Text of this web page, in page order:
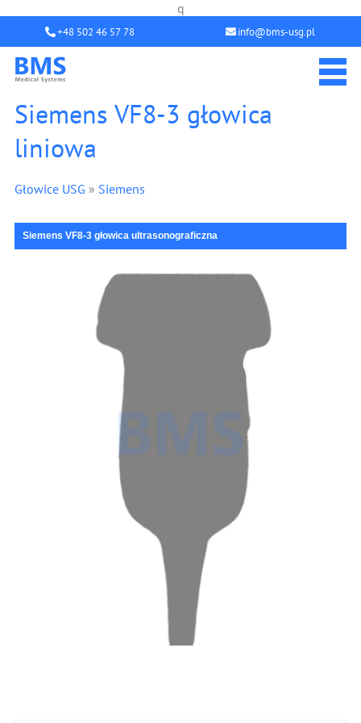
q
+48 502 46 57 78 info@bms-usg.pl
Siemens VF8-3 głowica
liniowa
Głowice USG » Siemens
Siemens VF8-3 głowica ultrasonograficzna